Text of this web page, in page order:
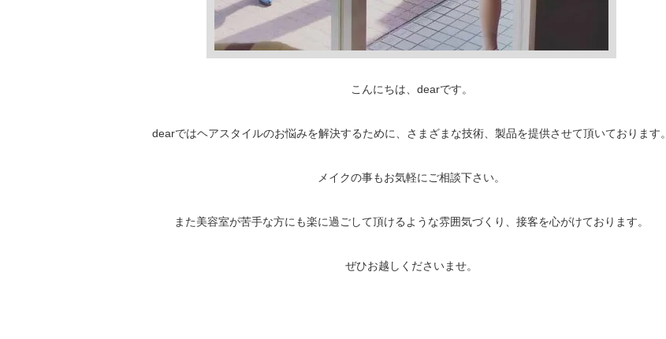
こんにちは、dearです。
dearではヘアスタイルのお悩みを解決するために、さまざまな技術、製品を提供させて頂いております。
メイクの事もお気軽にご相談下さい。
また美容室が苦手な方にも楽に過ごして頂けるような雰囲気づくり、接客を心がけております。
ぜひお越しくださいませ。